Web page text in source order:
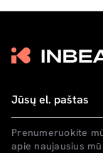
Prenumeruokite
apie naujausius